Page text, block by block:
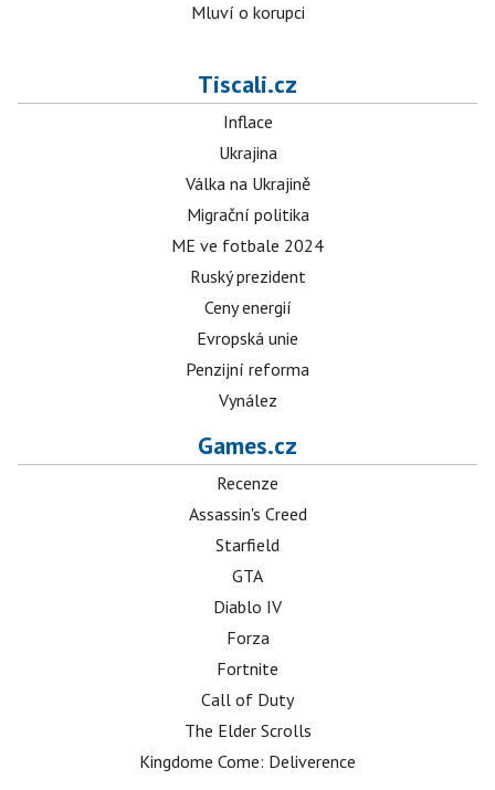
Mluví o korupci
Tiscali.cz
Inflace
Ukrajina
Válka na Ukrajině
Migrační politika
ME ve fotbale 2024
Ruský prezident
Ceny energií
Evropská unie
Penzijní reforma
Vynález
Games.cz
Recenze
Assassin's Creed
Starfield
GTA
Diablo IV
Forza
Fortnite
Call of Duty
The Elder Scrolls
Kingdome Come: Deliverence